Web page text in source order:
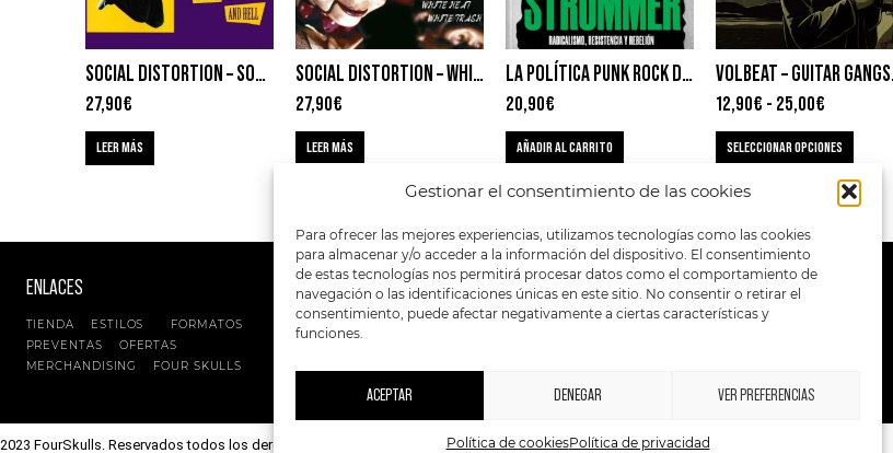
Gestionar el consentimiento de las cookies
Para ofrecer las mejores experiencias, utilizamos tecnologías como las cookies
para almacenar y/o acceder a la información del dispositivo. El consentimiento
de estas tecnologías nos permitirá procesar datos como el comportamiento de
navegación o las identificaciones únicas en este sitio. No consentir o retirar el
consentimiento, puede afectar negativamente a ciertas características y
funciones.
ACEPTAR DENEGAR VER PREFERENCIAS
Política de cookiesPolítica de privacidad
SOCIAL DISTORTION – SOMEWHERE BETWEEN HEAVEN AND HELL
27,90€
LEER MÁS
SOCIAL DISTORTION – WHITE LIGHT, WHITE HEAT, WHITE TRASH
27,90€
LEER MÁS
LA POLÍTICA PUNK ROCK DE JOE STRUMMER: RADICALISMO, RESISTENCIA Y REBELIÓN – GREGOR CALL
20,90€
AÑADIR AL CARRITO
12,90€ - 25,00€
SELECCIONAR OPCIONES
ENLACES
TIENDA ESTILOS
FORMATOS
PREVENTAS
OFERTAS
MERCHANDISING
FOUR SKULLS
SIGUENOS EN: METODOS DE PAGO:
2023 FourSkulls. Reservados todos los derechos.